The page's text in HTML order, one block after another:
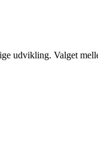
udvikling. Valget